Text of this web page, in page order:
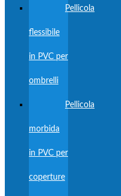
Pellicola
flessibile
in PVC per
ombrelli
Pellicola
morbida
in PVC per
coperture